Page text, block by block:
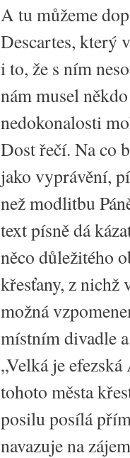
A tu můžeme
Descartes, který
i to, že s ním
nám musel
nedokonalosti
Dost řečí. Na co
jako vyprávění,
než modlitbu
text písně dá
něco důležitého
křesťany, z nichž
možná
místním divadle
„Velká je
tohoto města
posilu posílá
navazuje na